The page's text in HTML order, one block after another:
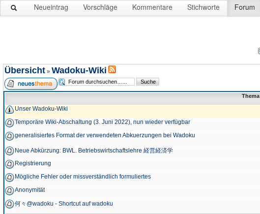
Neueintrag Vorschläge Kommentare Stichworte Forum
Übersicht » Wadoku-Wiki
Thema
Unser Wadoku-Wiki
Temporäre Wiki-Abschaltung (3. Juni 2022), nun wieder verfügbar
generalisiertes Format der verwendeten Abkuerzungen bei Wadoku
Neue Abkürzung: BWL. Betriebswirtschaftslehre 経営経済学
Registrierung
Mögliche Fehler oder missverständlich formuliertes
Anonymität
何々@wadoku - Shortcut auf wadoku